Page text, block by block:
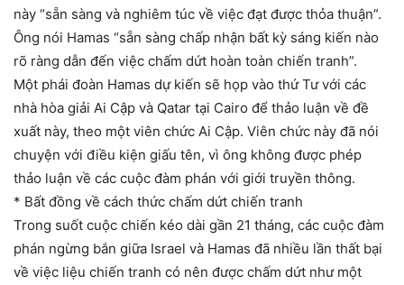
này “sẵn sàng và nghiêm túc về việc đạt được thỏa thuận”.
Ông nói Hamas “sẵn sàng chấp nhận bất kỳ sáng kiến ​​nào
rõ ràng dẫn đến việc chấm dứt hoàn toàn chiến tranh”.
Một phái đoàn Hamas dự kiến ​​sẽ họp vào thứ Tư với các
nhà hòa giải Ai Cập và Qatar tại Cairo để thảo luận về đề
xuất này, theo một viên chức Ai Cập. Viên chức này đã nói
chuyện với điều kiện giấu tên, vì ông không được phép
thảo luận về các cuộc đàm phán với giới truyền thông.
* Bất đồng về cách thức chấm dứt chiến tranh
Trong suốt cuộc chiến kéo dài gần 21 tháng, các cuộc đàm
phán ngừng bắn giữa Israel và Hamas đã nhiều lần thất bại
về việc liệu chiến tranh có nên được chấm dứt như một